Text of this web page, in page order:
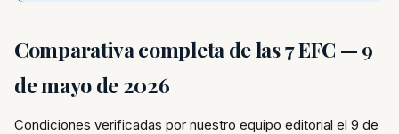
Comparativa completa de las 7 EFC — 9
de mayo de 2026
Condiciones verificadas por nuestro equipo editorial el 9 de